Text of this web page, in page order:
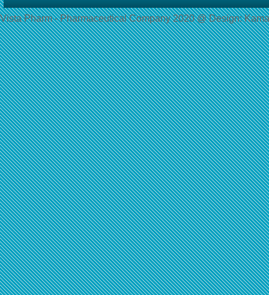
Vista Pharm - Pharmaceutical Сompany 2020 @ Design: